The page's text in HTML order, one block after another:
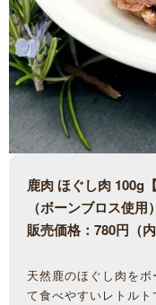
鹿肉 ほぐし肉 100g
（ボーンブロス使用）
販売価格：780円（内
天然鹿のほぐし肉を
て食べやすいレトル